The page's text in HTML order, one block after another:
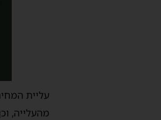
עליית
מהעלייה,